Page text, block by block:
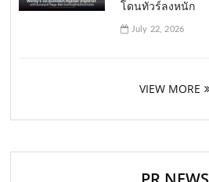
โดนทัวร์ลงหนัก
July 22, 2026
VIEW MORE